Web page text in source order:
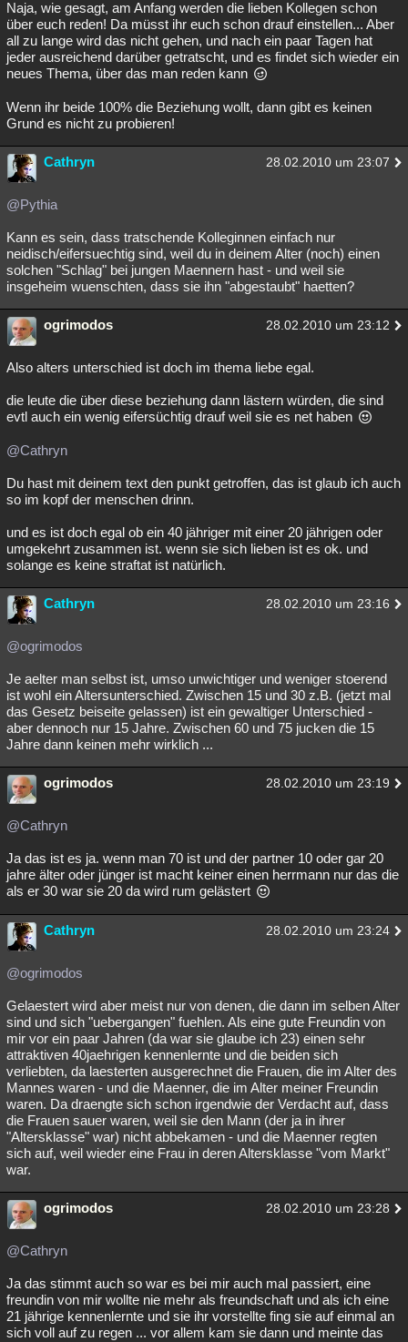
Naja, wie gesagt, am Anfang werden die lieben Kollegen schon
über euch reden! Da müsst ihr euch schon drauf einstellen... Aber
all zu lange wird das nicht gehen, und nach ein paar Tagen hat
jeder ausreichend darüber getratscht, und es findet sich wieder ein
neues Thema, über das man reden kann
Wenn ihr beide 100% die Beziehung wollt, dann gibt es keinen
Grund es nicht zu probieren!
Cathryn 28.02.2010 um 23:07
@Pythia
Kann es sein, dass tratschende Kolleginnen einfach nur
neidisch/eifersuechtig sind, weil du in deinem Alter (noch) einen
solchen "Schlag" bei jungen Maennern hast - und weil sie
insgeheim wuenschten, dass sie ihn "abgestaubt" haetten?
ogrimodos 28.02.2010 um 23:12
Also alters unterschied ist doch im thema liebe egal.
die leute die über diese beziehung dann lästern würden, die sind
evtl auch ein wenig eifersüchtig drauf weil sie es net haben
@Cathryn
Du hast mit deinem text den punkt getroffen, das ist glaub ich auch
so im kopf der menschen drinn.
und es ist doch egal ob ein 40 jähriger mit einer 20 jährigen oder
umgekehrt zusammen ist. wenn sie sich lieben ist es ok. und
solange es keine straftat ist natürlich.
Cathryn 28.02.2010 um 23:16
@ogrimodos
Je aelter man selbst ist, umso unwichtiger und weniger stoerend
ist wohl ein Altersunterschied. Zwischen 15 und 30 z.B. (jetzt mal
das Gesetz beiseite gelassen) ist ein gewaltiger Unterschied -
aber dennoch nur 15 Jahre. Zwischen 60 und 75 jucken die 15
Jahre dann keinen mehr wirklich ...
ogrimodos 28.02.2010 um 23:19
@Cathryn
Ja das ist es ja. wenn man 70 ist und der partner 10 oder gar 20
jahre älter oder jünger ist macht keiner einen herrmann nur das die
als er 30 war sie 20 da wird rum gelästert
Cathryn 28.02.2010 um 23:24
@ogrimodos
Gelaestert wird aber meist nur von denen, die dann im selben Alter
sind und sich "uebergangen" fuehlen. Als eine gute Freundin von
mir vor ein paar Jahren (da war sie glaube ich 23) einen sehr
attraktiven 40jaehrigen kennenlernte und die beiden sich
verliebten, da laesterten ausgerechnet die Frauen, die im Alter des
Mannes waren - und die Maenner, die im Alter meiner Freundin
waren. Da draengte sich schon irgendwie der Verdacht auf, dass
die Frauen sauer waren, weil sie den Mann (der ja in ihrer
"Altersklasse" war) nicht abbekamen - und die Maenner regten
sich auf, weil wieder eine Frau in deren Altersklasse "vom Markt"
war.
ogrimodos 28.02.2010 um 23:28
@Cathryn
Ja das stimmt auch so war es bei mir auch mal passiert, eine
freundin von mir wollte nie mehr als freundschaft und als ich eine
21 jährige kennenlernte und sie ihr vorstellte fing sie auf einmal an
sich voll auf zu regen ... vor allem kam sie dann und meinte das